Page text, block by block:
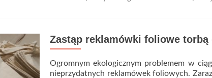
Zadbaj
toreb
Zastąp reklamówki foliowe torbą
Ogromnym ekologicznym problemem w
nieprzydatnych reklamówek foliowych.